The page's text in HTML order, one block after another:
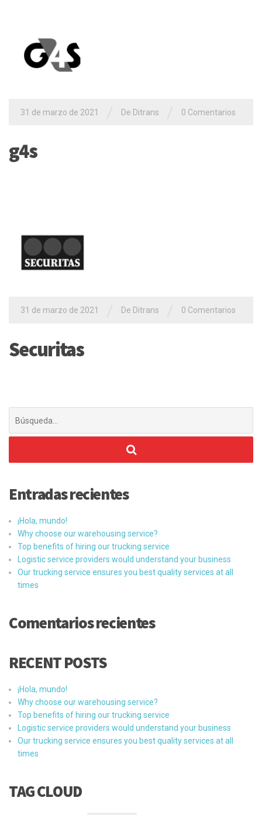
31 de marzo de 2021 De Ditrans 0 Comentarios
g4s
31 de marzo de 2021 De Ditrans 0 Comentarios
Securitas
Entradas recientes
¡Hola, mundo!
Why choose our warehousing service?
Top benefits of hiring our trucking service
Logistic service providers would understand your business
Our trucking service ensures you best quality services at all
times
Comentarios recientes
RECENT POSTS
¡Hola, mundo!
Why choose our warehousing service?
Top benefits of hiring our trucking service
Logistic service providers would understand your business
Our trucking service ensures you best quality services at all
times
TAG CLOUD